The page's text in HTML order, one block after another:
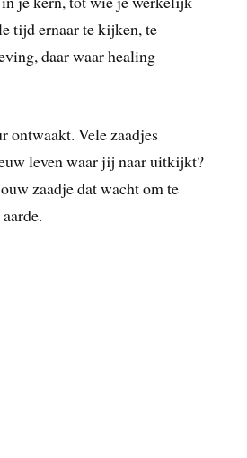
tijd ernaar te kijken, te
daar waar healing
ontwaakt. Vele zaadjes
leven waar jij naar uitkijkt?
zaadje dat wacht om te